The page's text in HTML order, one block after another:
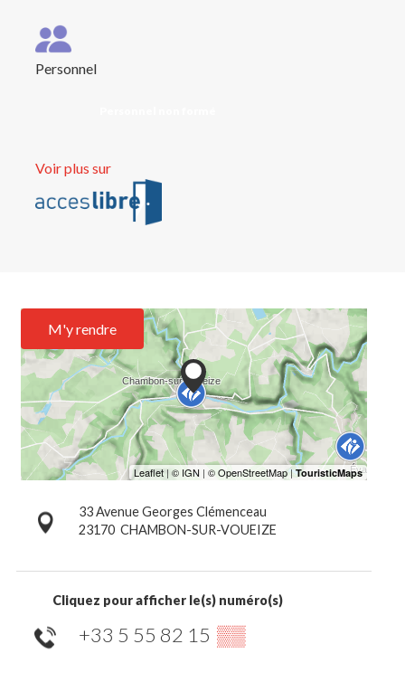
Personnel
Voir plus sur
M'y rendre
33 Avenue Georges Clémenceau
23170 CHAMBON-SUR-VOUEIZE
Cliquez pour afficher le(s) numéro(s)
+33 5 55 82 15 ▒▒